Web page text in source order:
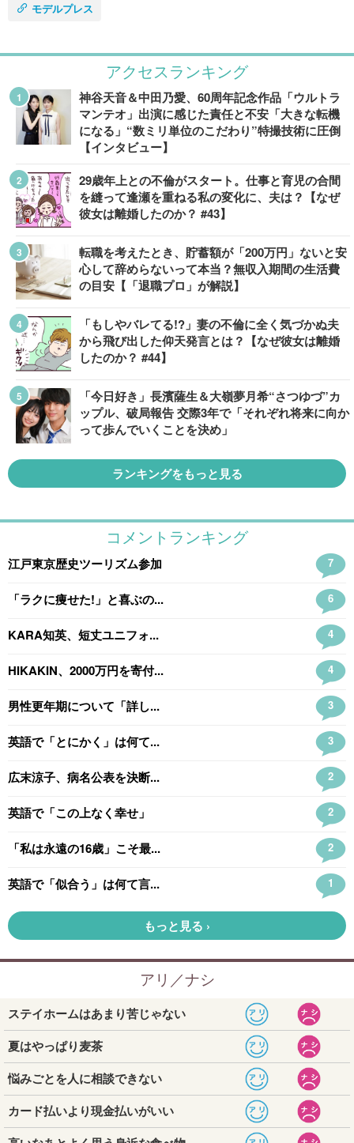
モデルプレス
アクセスランキング
神谷天音＆中田乃愛、60周年記念作品「ウルトラ
マンテオ」出演に感じた責任と不安「大きな転機
になる」“数ミリ単位のこだわり”特撮技術に圧倒
【インタビュー】
29歳年上との不倫がスタート。仕事と育児の合間
を縫って逢瀬を重ねる私の変化に、夫は？【なぜ
彼女は離婚したのか？ #43】
転職を考えたとき、貯蓄額が「200万円」ないと安
心して辞めらないって本当？無収入期間の生活費
の目安【「退職プロ」が解説】
「もしやバレてる!?」妻の不倫に全く気づかぬ夫
から飛び出した仰天発言とは？【なぜ彼女は離婚
したのか？ #44】
「今日好き」長濱薩生＆大嶺夢月希“さつゆづ”カ
ップル、破局報告 交際3年で「それぞれ将来に向か
って歩んでいくことを決め」
ランキングをもっと見る